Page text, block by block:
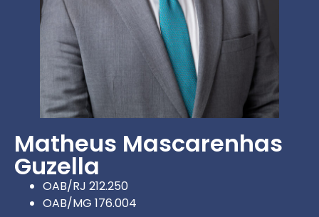
Matheus Mascarenhas
Guzella
OAB/RJ 212.250
OAB/MG 176.004